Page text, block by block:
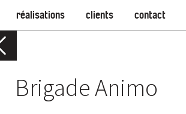
réalisations clients contact
Brigade Animo